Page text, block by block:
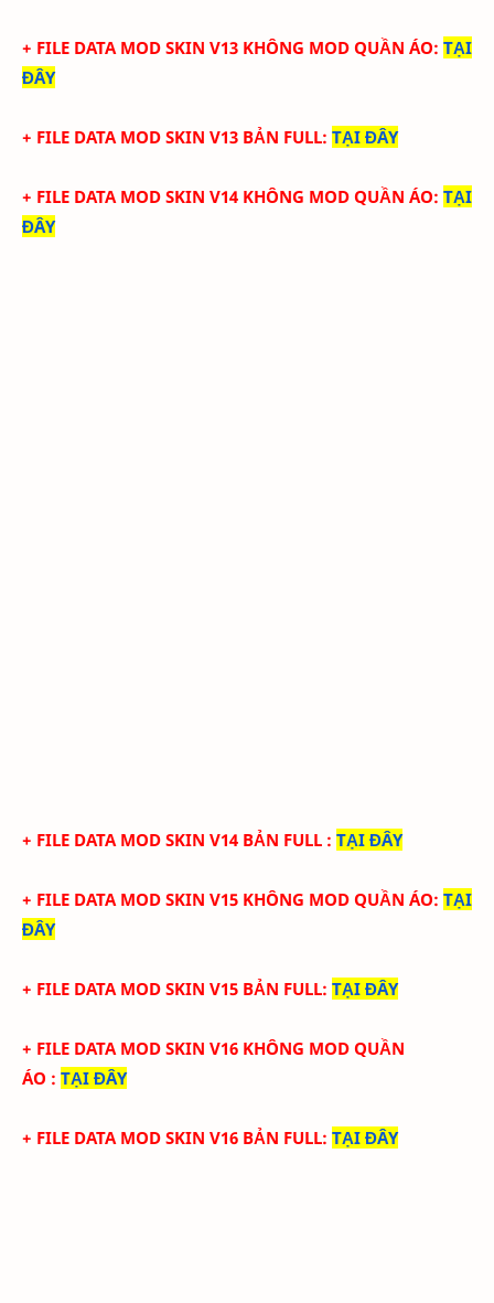
+ FILE DATA MOD SKIN V13 KHÔNG MOD QUẦN ÁO: TẠI
ĐÂY
+ FILE DATA MOD SKIN V13 BẢN FULL: TẠI ĐÂY
+ FILE DATA MOD SKIN V14 KHÔNG MOD QUẦN ÁO: TẠI
ĐÂY
+ FILE DATA MOD SKIN V14 BẢN FULL : TẠI ĐÂY
+ FILE DATA MOD SKIN V15 KHÔNG MOD QUẦN ÁO: TẠI
ĐÂY
+ FILE DATA MOD SKIN V15 BẢN FULL: TẠI ĐÂY
+ FILE DATA MOD SKIN V16 KHÔNG MOD QUẦN
ÁO : TẠI ĐÂY
+ FILE DATA MOD SKIN V16 BẢN FULL: TẠI ĐÂY